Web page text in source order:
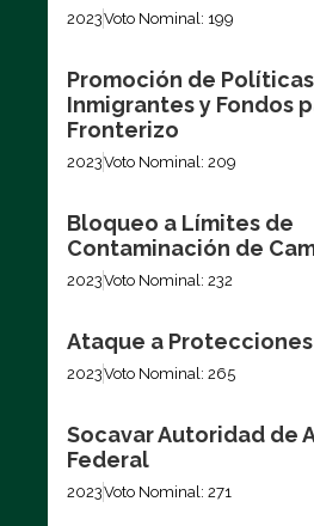
2023Voto Nominal: 199
Promoción de
Inmigrantes y Fondos
Fronterizo
2023Voto Nominal: 209
Bloqueo a Límites de
Contaminación de
2023Voto Nominal: 232
Ataque a
2023Voto Nominal: 265
Socavar Autoridad de
Federal
2023Voto Nominal: 271